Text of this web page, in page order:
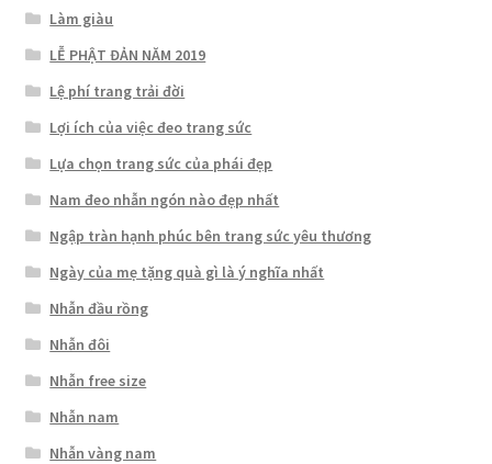
Làm giàu
LỄ PHẬT ĐẢN NĂM 2019
Lệ phí trang trải đời
Lợi ích của việc đeo trang sức
Lựa chọn trang sức của phái đẹp
Nam đeo nhẫn ngón nào đẹp nhất
Ngập tràn hạnh phúc bên trang sức yêu thương
Ngày của mẹ tặng quà gì là ý nghĩa nhất
Nhẫn đầu rồng
Nhẫn đôi
Nhẫn free size
Nhẫn nam
Nhẫn vàng nam